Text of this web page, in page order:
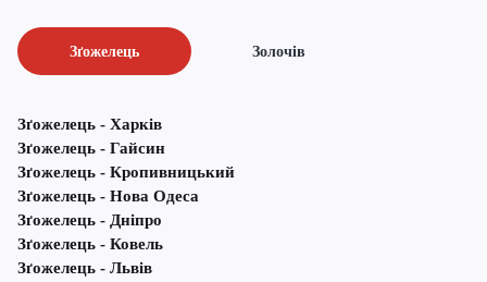
Зґожелець Золочів
Зґожелець - Харків
Зґожелець - Гайсин
Зґожелець - Кропивницький
Зґожелець - Нова Одеса
Зґожелець - Дніпро
Зґожелець - Ковель
Зґожелець - Львів